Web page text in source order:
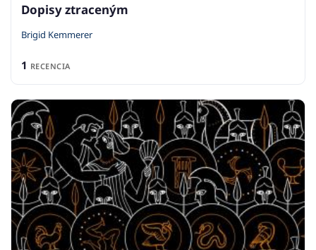
Dopisy ztraceným
Brigid Kemmerer
1 RECENCIA